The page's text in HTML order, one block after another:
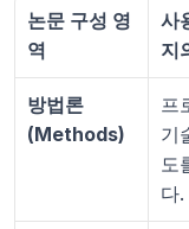
논문 구성 영
역
사
지
방법론
(Methods)
프
기
도
다.